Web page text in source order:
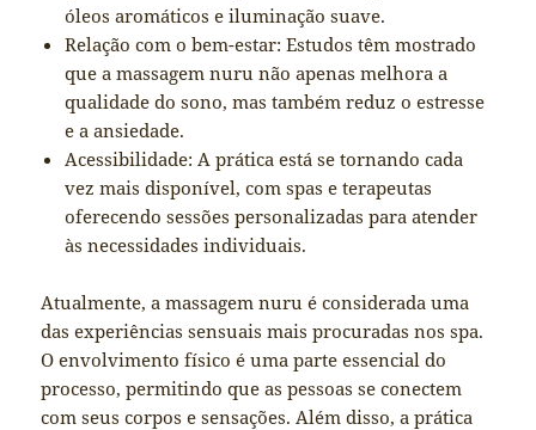
óleos aromáticos e iluminação suave.
Relação com o bem-estar: Estudos têm mostrado
que a massagem nuru não apenas melhora a
qualidade do sono, mas também reduz o estresse
e a ansiedade.
Acessibilidade: A prática está se tornando cada
vez mais disponível, com spas e terapeutas
oferecendo sessões personalizadas para atender
às necessidades individuais.
Atualmente, a massagem nuru é considerada uma
das experiências sensuais mais procuradas nos spa.
O envolvimento físico é uma parte essencial do
processo, permitindo que as pessoas se conectem
com seus corpos e sensações. Além disso, a prática